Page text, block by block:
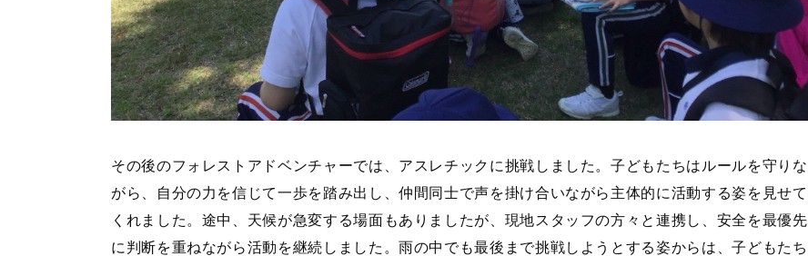
その後のフォレストアドベンチャーでは、アスレチックに挑戦しました。子どもたちはルールを守りな
がら、自分の力を信じて一歩を踏み出し、仲間同士で声を掛け合いながら主体的に活動する姿を見せて
くれました。途中、天候が急変する場面もありましたが、現地スタッフの方々と連携し、安全を最優先
に判断を重ねながら活動を継続しました。雨の中でも最後まで挑戦しようとする姿からは、子どもたち